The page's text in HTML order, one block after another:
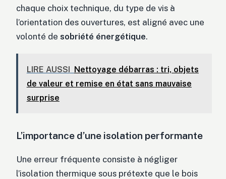
chaque choix technique, du type de vis à
l’orientation des ouvertures, est aligné avec une
volonté de sobriété énergétique.
LIRE AUSSI
Nettoyage débarras : tri, objets
de valeur et remise en état sans mauvaise
surprise
L’importance d’une isolation performante
Une erreur fréquente consiste à négliger
l’isolation thermique sous prétexte que le bois